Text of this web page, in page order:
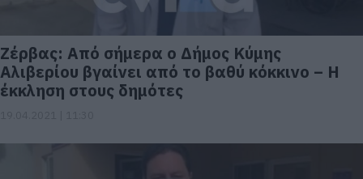
Ζέρβας: Από σήμερα ο Δήμος Κύμης
Αλιβερίου βγαίνει από το βαθύ κόκκινο – Η
έκκληση στους δημότες